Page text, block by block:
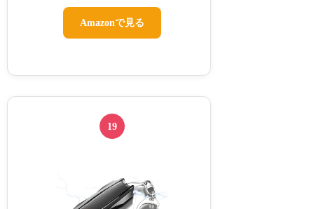
Amazonで見る
19